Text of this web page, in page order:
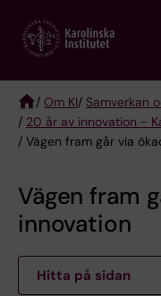
main
Breadcrumb
/ Om KI/ Samverkan
/ 20 år av innovation -
/ Vägen fram går via
Vägen fram
innovation
Hitta på sidan